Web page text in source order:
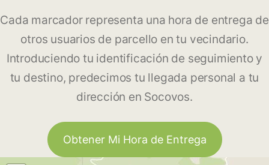
Cada marcador representa una hora de entrega de
otros usuarios de parcello en tu vecindario.
Introduciendo tu identificación de seguimiento y
tu destino, predecimos tu llegada personal a tu
dirección en Socovos.
Obtener Mi Hora de Entrega